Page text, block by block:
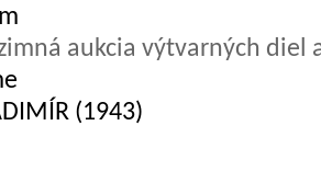
aukcia výtvarných diel
(1943)